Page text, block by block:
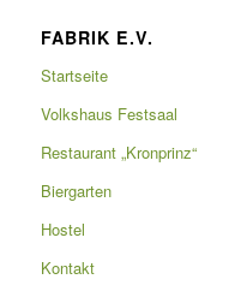
FABRIK E.V.
Startseite
Volkshaus Festsaal
Restaurant „Kronprinz“
Biergarten
Hostel
Kontakt